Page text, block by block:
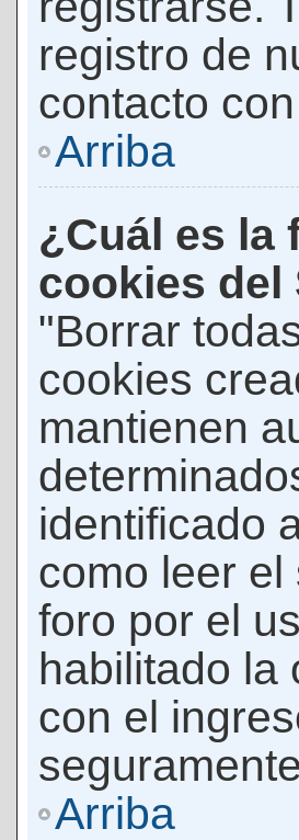
registro de
contacto
Arriba
¿Cuál es la
cookies del
"Borrar
cookies
mantienen
identificado
como leer
foro por el
habilitado la
con el
Arriba